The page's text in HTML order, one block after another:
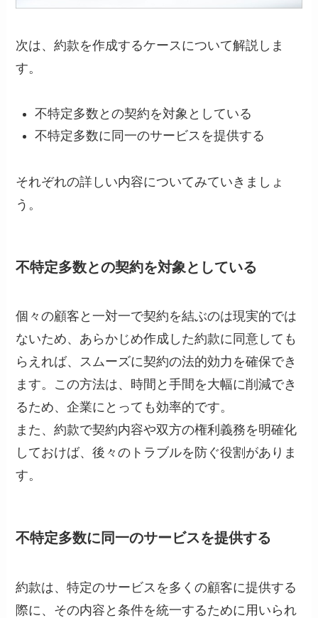
次は、約款を作成するケースについて解説しま
す。
不特定多数との契約を対象としている
不特定多数に同一のサービスを提供する
それぞれの詳しい内容についてみていきましょ
う。
不特定多数との契約を対象としている
個々の顧客と一対一で契約を結ぶのは現実的では
ないため、あらかじめ作成した約款に同意しても
らえれば、スムーズに契約の法的効力を確保でき
ます。この方法は、時間と手間を大幅に削減でき
るため、企業にとっても効率的です。
また、約款で契約内容や双方の権利義務を明確化
しておけば、後々のトラブルを防ぐ役割がありま
す。
不特定多数に同一のサービスを提供する
約款は、特定のサービスを多くの顧客に提供する
際に、その内容と条件を統一するために用いられ